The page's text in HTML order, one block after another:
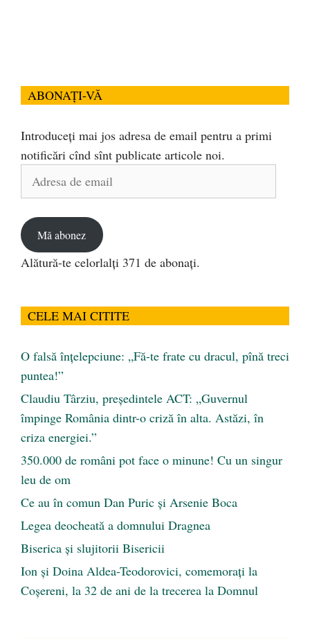
ABONAȚI-VĂ
Introduceți mai jos adresa de email pentru a primi
notificări cînd sînt publicate articole noi.
Adresa
Mă abonez
Alătură-te celorlalți 371 de abonați.
CELE MAI CITITE
O falsă înțelepciune: „Fă-te frate cu dracul, pînă treci
puntea!”
Claudiu Târziu, președintele ACT: „Guvernul
împinge România dintr-o criză în alta. Astăzi, în
criza energiei.”
350.000 de români pot face o minune! Cu un singur
leu de om
Ce au în comun Dan Puric şi Arsenie Boca
Legea deocheată a domnului Dragnea
Biserica și slujitorii Bisericii
Ion și Doina Aldea-Teodorovici, comemorați la
Coșereni, la 32 de ani de la trecerea la Domnul